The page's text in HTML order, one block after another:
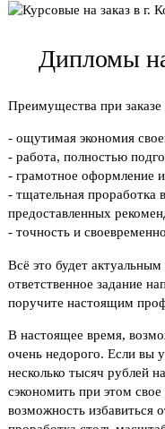
Дипломы
Преимущества при
- ощутимая экономия
- работа, полностью
- грамотное оформление
- тщательная проработка
предоставленных
- точность и
Всё это будет
ответственное задание
поручите настоящим
В настоящее время,
очень недорого. Если вы
несколько тысяч рублей
сэкономить при этом
возможность избавиться